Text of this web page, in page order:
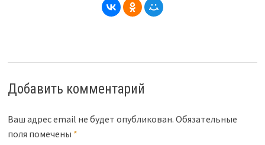
Добавить комментарий
Ваш адрес email не будет опубликован. Обязательные
поля помечены *